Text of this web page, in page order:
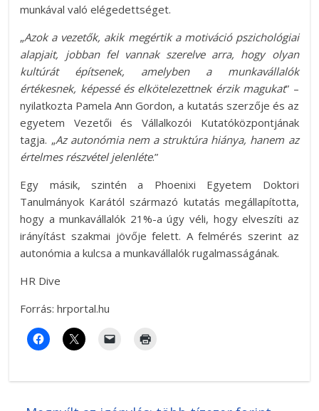
munkával való elégedettséget.
„Azok a vezetők, akik megértik a motiváció pszichológiai
alapjait, jobban fel vannak szerelve arra, hogy olyan
kultúrát építsenek, amelyben a munkavállalók
értékesnek, képessé és elkötelezettnek érzik magukat” –
nyilatkozta Pamela Ann Gordon, a kutatás szerzője és az
egyetem Vezetői és Vállalkozói Kutatóközpontjának
tagja. „Az autonómia nem a struktúra hiánya, hanem az
értelmes részvétel jelenléte.”
Egy másik, szintén a Phoenixi Egyetem Doktori
Tanulmányok Karától származó kutatás megállapította,
hogy a munkavállalók 21%-a úgy véli, hogy elveszíti az
irányítást szakmai jövője felett. A felmérés szerint az
autonómia a kulcsa a munkavállalók rugalmasságának.
HR Dive
Forrás: hrportal.hu